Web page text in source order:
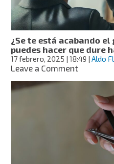
¿Se te está acabando el
puedes hacer que dure
17 febrero, 2025 | 18:49 |Aldo
Leave a Commenton
está
acabando
gel?
Con
este